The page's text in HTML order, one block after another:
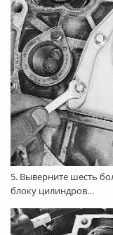
5. Выверните шесть
блоку цилиндров…